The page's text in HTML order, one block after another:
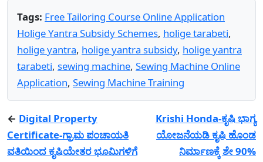
Tags: Free Tailoring Course Online Application
Holige Yantra Subsidy Schemes, holige tarabeti,
holige yantra, holige yantra subsidy, holige yantra
tarabeti, sewing machine, Sewing Machine Online
Application, Sewing Machine Training
← Digital Property
Certificate-ಗ್ರಾಮ ಪಂಚಾಯತಿ
ವತಿಯಿಂದ ಕೃಷಿಯೇತರ ಭೂಮಿಗಳಿಗೆ
Krishi Honda-ಕೃಷಿ ಭಾಗ್ಯ
ಯೋಜನೆಯಡಿ ಕೃಷಿ ಹೊಂಡ
ನಿರ್ಮಾಣಕ್ಕೆ ಶೇ 90%